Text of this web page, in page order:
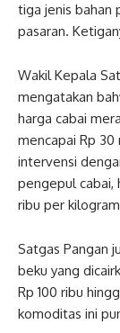
tiga jenis bahan
pasaran.
Wakil Kepala
mengatakan
harga cabai
mencapai Rp
intervensi
pengepul cabai,
ribu per
Satgas Pangan
beku yang
Rp 100 ribu
komoditas ini